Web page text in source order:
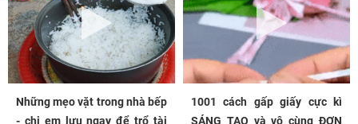
Những mẹo vặt trong nhà bếp
- chị em lưu ngay để trổ tài
1001 cách gấp giấy cực kì
SÁNG TẠO và vô cùng ĐƠN